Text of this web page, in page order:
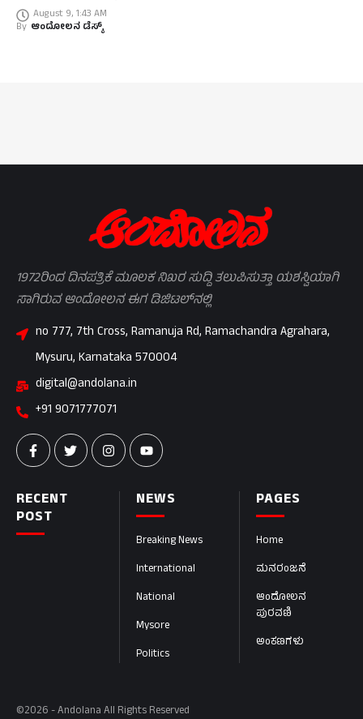
August 9, 1:43 AM
By ಆಂದೋಲನ ಡೆಸ್ಕ್
PAGES
Home
ಮನರಂಜನೆ
ಆಂದೋಲನ
ಪುರವಣಿ
ಅಂಕಣಗಳು
NEWS
Breaking News
International
National
Mysore
Politics
RECENT
POST
1972ರಿಂದ ದಿನಪತ್ರಿಕೆ ಮೂಲಕ ನಿಖರ ಸುದ್ದಿ ತಲುಪಿಸುತ್ತಾ ಯಶಸ್ವಿಯಾಗಿ
ಸಾಗಿರುವ ಆಂದೋಲನ ಈಗ ಡಿಜಿಟಲ್‌ನಲ್ಲಿ
no 777, 7th Cross, Ramanuja Rd, Ramachandra Agrahara,
Mysuru, Karnataka 570004
digital@andolana.in
+91 9071777071
©2026 - Andolana All Rights Reserved